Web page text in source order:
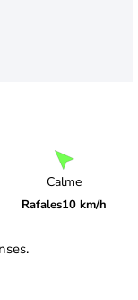
Calme
Rafales10 km/h